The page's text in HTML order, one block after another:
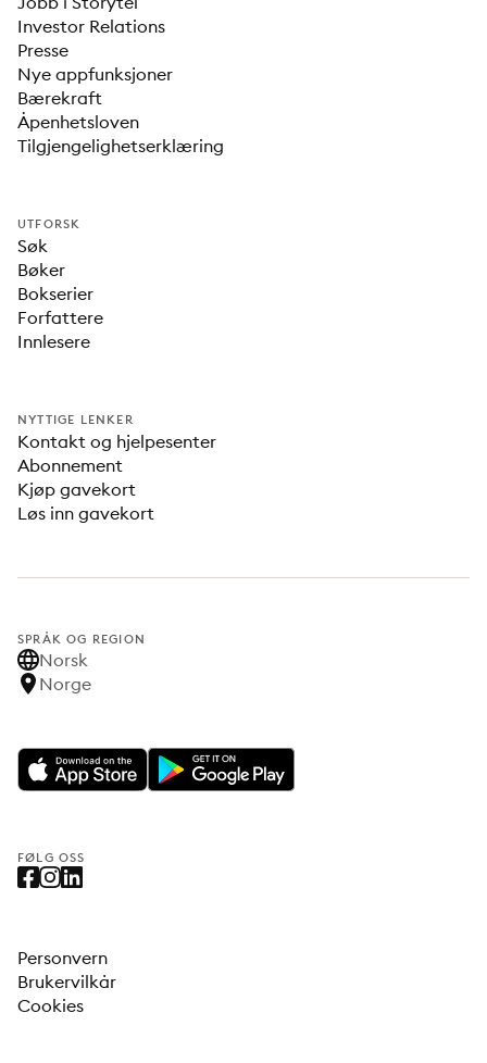
Investor Relations
Presse
Nye appfunksjoner
Bærekraft
Åpenhetsloven
Tilgjengelighetserklæring
UTFORSK
Søk
Bøker
Bokserier
Forfattere
Innlesere
NYTTIGE LENKER
Kontakt og hjelpesenter
Abonnement
Kjøp gavekort
Løs inn gavekort
SPRÅK OG REGION
Norsk
Norge
FØLG OSS
Personvern
Brukervilkår
Cookies